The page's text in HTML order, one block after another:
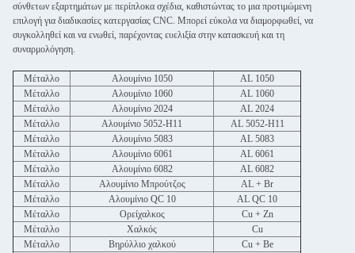
σύνθετων εξαρτημάτων με περίπλοκα σχέδια, καθιστώντας το μια προτιμώμενη
επιλογή για διαδικασίες κατεργασίας CNC. Μπορεί εύκολα να διαμορφωθεί, να
συγκολληθεί και να ενωθεί, παρέχοντας ευελιξία στην κατασκευή και τη
συναρμολόγηση.
Μέταλλο Αλουμίνιο 1050
AL 1050
Μέταλλο
Αλουμίνιο 1060
AL 1060
Μέταλλο
Αλουμίνιο 2024
AL 2024
Μέταλλο
Αλουμίνιο 5052-H11
AL 5052-H11
Μέταλλο
Αλουμίνιο 5083
AL 5083
Μέταλλο
Αλουμίνιο 6061
AL 6061
Μέταλλο
Αλουμίνιο 6082
AL 6082
Μέταλλο
Αλουμίνιο Μπρούτζος
AL + Br
Μέταλλο
Αλουμίνιο QC 10
AL QC 10
Μέταλλο
Ορείχαλκος
Cu + Zn
Μέταλλο
Χαλκός
Cu
Μέταλλο
Βηρύλλιο χαλκού
Cu + Be